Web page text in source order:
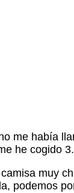
me había
he cogido 3.
muy
podemos